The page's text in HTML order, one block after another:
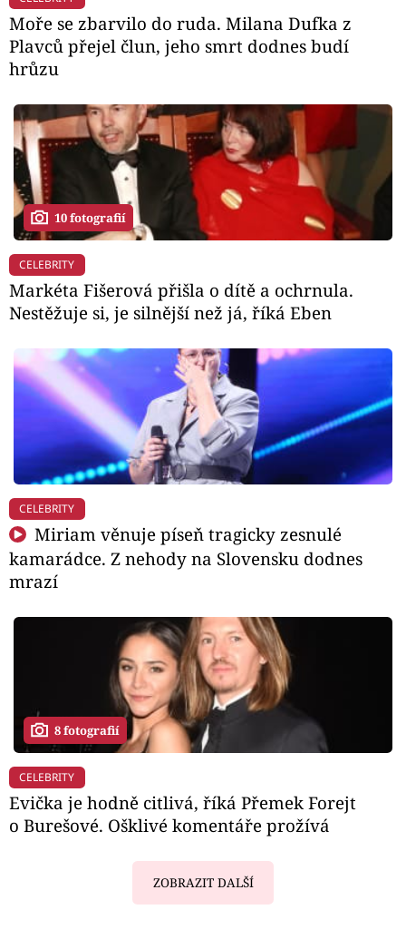
Moře se zbarvilo do ruda. Milana Dufka z
Plavců přejel člun, jeho smrt dodnes budí
hrůzu
10 fotografií
CELEBRITY
Markéta Fišerová přišla o dítě a ochrnula.
Nestěžuje si, je silnější než já, říká Eben
CELEBRITY
Miriam věnuje píseň tragicky zesnulé
kamarádce. Z nehody na Slovensku dodnes
mrazí
8 fotografií
CELEBRITY
Evička je hodně citlivá, říká Přemek Forejt
o Burešové. Ošklivé komentáře prožívá
ZOBRAZIT DALŠÍ